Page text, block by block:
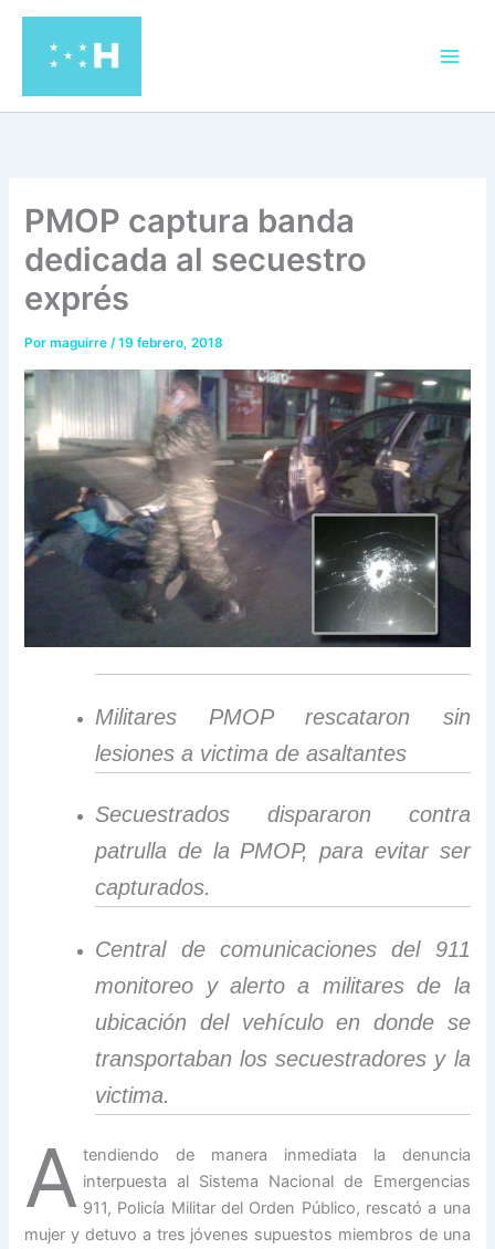
contenido
PMOP captura banda
dedicada al secuestro
exprés
Pormaguirre/19 febrero, 2018
Militares PMOP rescataron sin
lesiones a victima de asaltantes
Secuestrados dispararon contra
patrulla de la PMOP, para evitar ser
capturados.
Central de comunicaciones del 911
monitoreo y alerto a militares de la
ubicación del vehículo en donde se
transportaban los secuestradores y la
victima.
A tendiendo de manera inmediata la denuncia
interpuesta al Sistema Nacional de Emergencias
911, Policía Militar del Orden Público, rescató a una
mujer y detuvo a tres jóvenes supuestos miembros de una